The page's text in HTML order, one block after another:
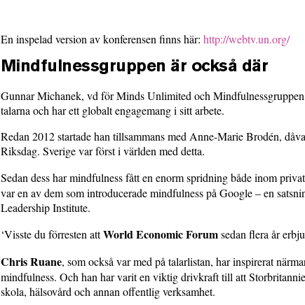
En inspelad version av konferensen finns här: http://webtv.un.org/
Mindfulnessgruppen är också där
Gunnar Michanek, vd för Minds Unlimited och
talarna och har ett globalt engagemang i sitt arbete.
Redan 2012 startade han tillsammans med Anne-Marie Brodén,
Riksdag. Sverige var först i världen med detta.
Sedan dess har mindfulness fått en enorm spridning både inom
var en av dem som introducerade mindfulness på Google – en
Leadership Institute.
‘Visste du förresten attWorld Economic Forumsedan flera år
Chris Ruane, som också var med på talarlistan, har inspirerat
mindfulness. Och han har varit en viktig drivkraft till att
skola, hälsovård och annan offentlig verksamhet.